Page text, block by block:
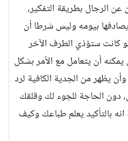
الرجال بطريقة التفكير،
بيومه وليس شرطا أن
كانت ستؤذي الطرف الآخر
أن يتعامل مع الأمر بشكل
يظهر من الجدية الكافية لرد
دون الحاجة للجوء لك وقلقك
بالتأكيد يعلم طباعك وكيف